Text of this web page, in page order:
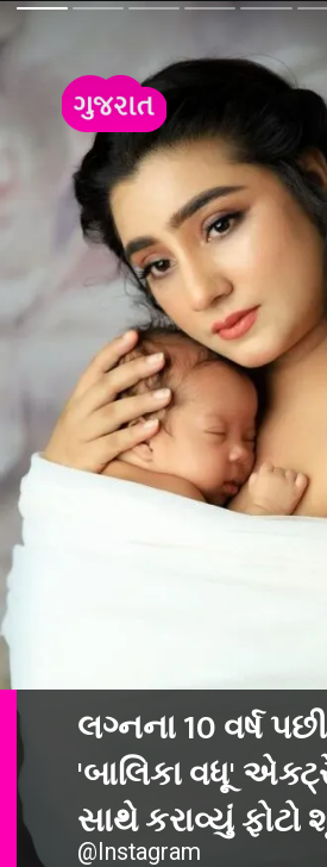
લગ્નના 10 વર્ષ
'બાલિકા વધૂ'
@Instagram